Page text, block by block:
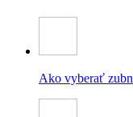
Ako vyberať